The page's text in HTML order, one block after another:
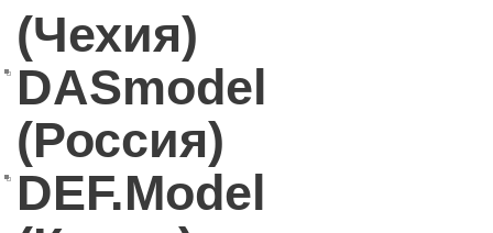
(Чехия)
DASmodel
(Россия)
DEF.Model